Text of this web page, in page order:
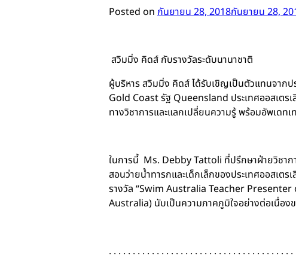
Posted on กันยายน 28, 2018กันยายน 28,
สวิมมิ่ง คิดส์ กับรางวัลระดับนานาชาติ
ผู้บริหาร สวิมมิ่ง คิดส์ ได้รับเชิญเป็นตัวแทนจากป
Gold Coast รัฐ Queensland ประเทศออสเต
ทางวิชาการและแลกเปลี่ยนความรู้ พร้อมอัพเดท
ในการนี้ Ms. Debby Tattoli ที่ปรึกษาฝ่ายวิชาก
สอนว่ายน้ำทารกและเด็กเล็กของประเทศออสเ
รางวัล “Swim Australia Teacher Presenter
Australia) นับเป็นความภาคภูมิใจอย่างต่อเนื่อง
. . . . . . . . . . . . . . . . . . . . . . . . . . . . . . . . . . . . . . .